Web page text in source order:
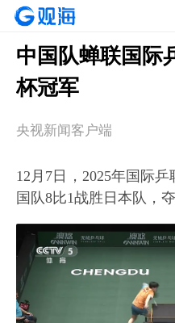
中国队蝉联国际
杯冠军
央视新闻客户端
12月7日，2025年国际
国队8比1战胜日本队，夺